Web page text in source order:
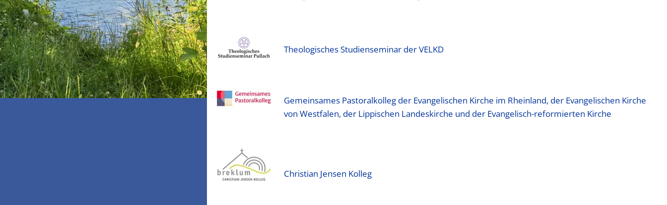
Theologisches Studienseminar der VELKD
Gemeinsames Pastoral­kolleg der Evangelischen Kirche im Rhein­land, der Evangelischen Kirche
von West­falen, der Lippischen Landes­kirche und der Evangelisch-­reformierten Kirche
Christian Jensen Kolleg